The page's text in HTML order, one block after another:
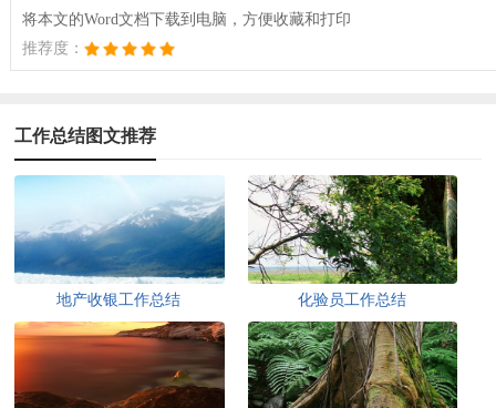
将本文的Word文档下载到电脑，方便收藏和打印
推荐度：
工作总结图文推荐
地产收银工作总结 化验员工作总结